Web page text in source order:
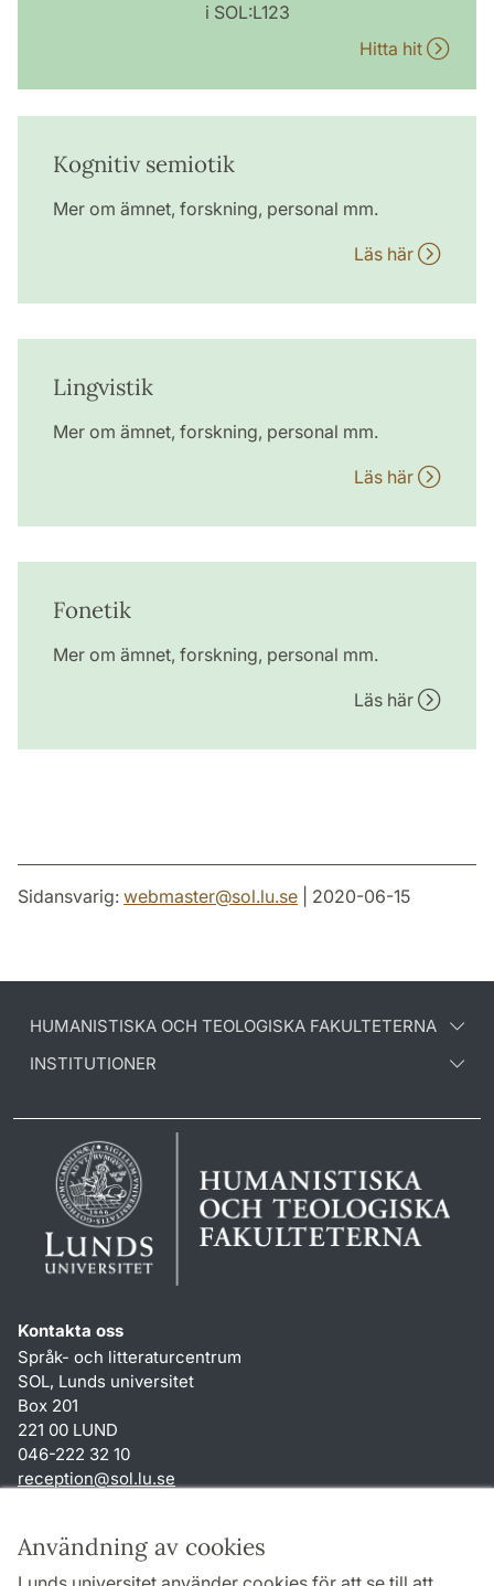
Användning av cookies
i SOL:L123
Hitta hit
Kognitiv semiotik
Mer om ämnet, forskning, personal mm.
Läs här
Lingvistik
Mer om ämnet, forskning, personal mm.
Läs här
Fonetik
Mer om ämnet, forskning, personal mm.
Läs här
Sidansvarig: webmaster@sol.lu.se | 2020-06-15
HUMANISTISKA OCH TEOLOGISKA FAKULTETERNA
INSTITUTIONER
Kontakta oss
Språk- och litteraturcentrum
SOL, Lunds universitet
Box 201
221 00 LUND
046-222 32 10
reception@sol.lu.se
Genvägar
Om webbplatsen och cookies